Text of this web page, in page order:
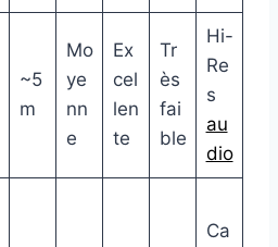
~5
m
Mo
ye
nn
e
Ex
cel
len
te
Tr
ès
fai
ble
Hi-
Re
s
au
dio
Ca